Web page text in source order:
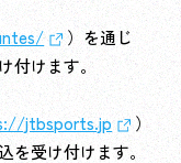
）を通じ
付けます。
jtbsports.jp
）
を受け付けます。